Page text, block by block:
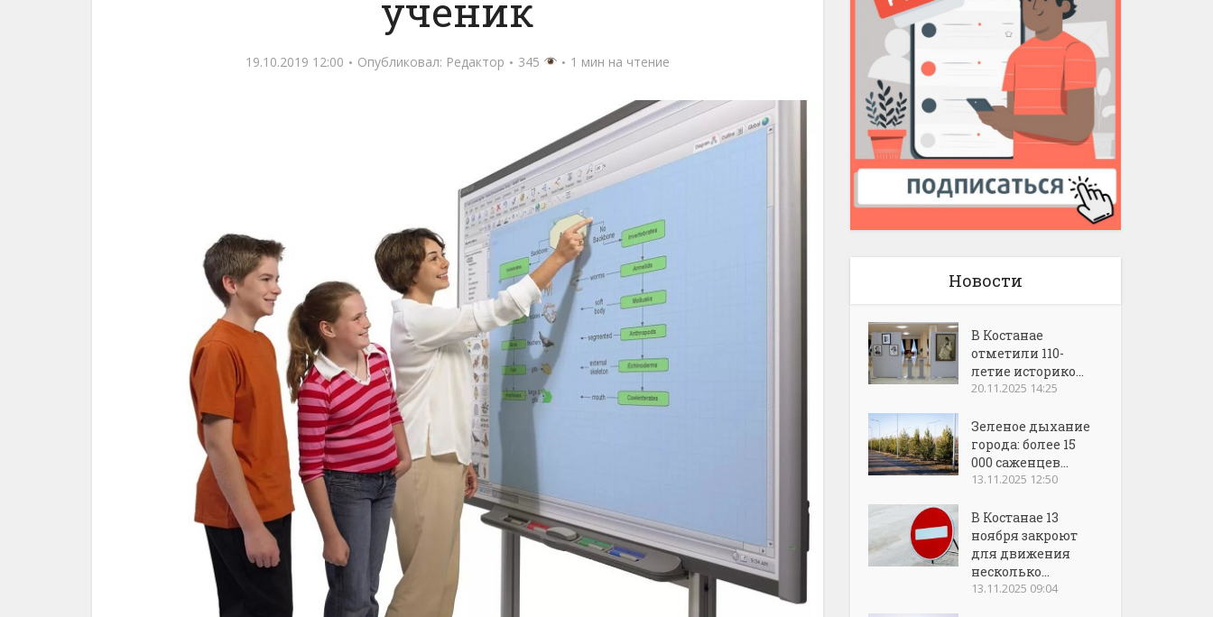
ученик
19.10.2019 12:00 Опубликовал: Редактор 345 1 мин на чтение
Новости
В Костанае
отметили 110-
летие историко...
20.11.2025 14:25
Зеленое дыхание
города: более 15
000 саженцев...
13.11.2025 12:50
В Костанае 13
ноября закроют
для движения
несколько...
13.11.2025 09:04